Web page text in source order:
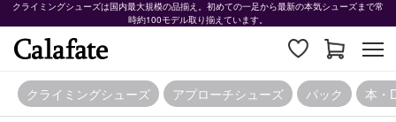
クライミングシューズは国内最大規模の品揃え。初めての一足から最新の本気シューズまで常
時約100モデル取り揃えています。
クライミングシューズ アプローチシューズ パック 本・